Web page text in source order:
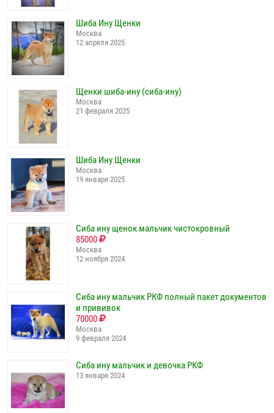
Шиба Ину Щенки
Москва
12 апреля 2025
Щенки шиба-ину (сиба-ину)
Москва
21 февраля 2025
Шиба Ину Щенки
Москва
19 января 2025
Сиба ину щенок мальчик чистокровный
85000
Москва
12 ноября 2024
Сиба ину мальчик РКФ полный пакет документов
и прививок
70000
Москва
9 февраля 2024
Сиба ину мальчик и девочка РКФ
13 января 2024